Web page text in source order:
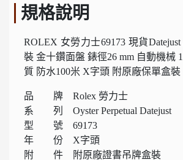
規格說明
ROLEX 女勞力士69173 現貨
裝 金十鑽面盤 錶徑26 mm 自動機械
質 防水100米 X字頭 附原廠保單盒裝
品 牌 Rolex 勞力士
系 列 Oyster Perpetual Datejust
型 號 69173
年 份 X字頭
附 件 附原廠證書吊牌盒裝